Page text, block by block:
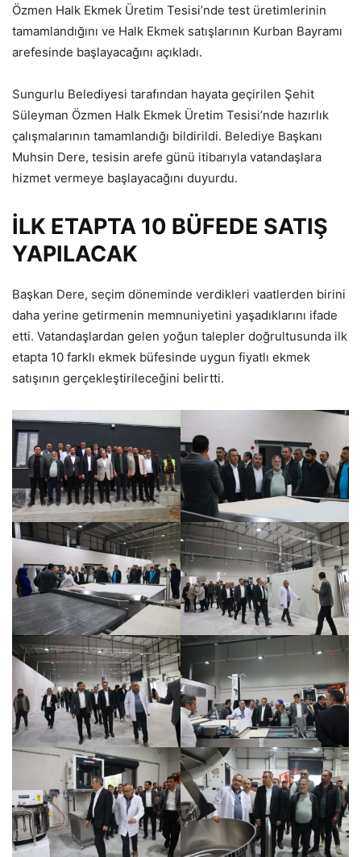
Özmen Halk Ekmek Üretim Tesisi’nde test üretimlerinin
tamamlandığını ve Halk Ekmek satışlarının Kurban Bayramı
arefesinde başlayacağını açıkladı.
Sungurlu Belediyesi tarafından hayata geçirilen Şehit
Süleyman Özmen Halk Ekmek Üretim Tesisi’nde hazırlık
çalışmalarının tamamlandığı bildirildi. Belediye Başkanı
Muhsin Dere, tesisin arefe günü itibarıyla vatandaşlara
hizmet vermeye başlayacağını duyurdu.
İLK ETAPTA 10 BÜFEDE SATIŞ
YAPILACAK
Başkan Dere, seçim döneminde verdikleri vaatlerden birini
daha yerine getirmenin memnuniyetini yaşadıklarını ifade
etti. Vatandaşlardan gelen yoğun talepler doğrultusunda ilk
etapta 10 farklı ekmek büfesinde uygun fiyatlı ekmek
satışının gerçekleştirileceğini belirtti.